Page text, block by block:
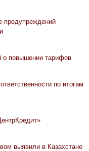
предупреждений
о повышении тарифов
по итогам
выявили в Казахстане